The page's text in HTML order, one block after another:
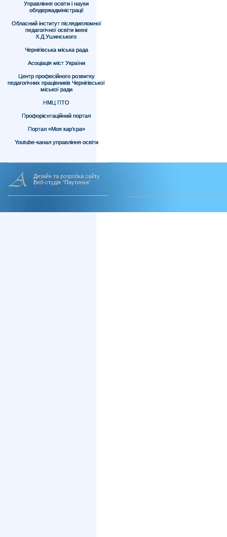
Управління освіти і науки
облдержадміністрації
Обласний інститут післядипломної
педагогічної освіти імені
К.Д.Ушинського
Чернігівська міська рада
Асоціація міст України
Центр професійного розвитку
педагогічних працівників Чернігівської
міської ради
НМЦ ПТО
Профорієнтаційний портал
Портал «Моя кар’єра»
Youtube-канал управління освіти
Дизайн та розробка сайту
Веб-студія "Паутинка"